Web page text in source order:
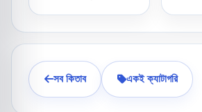
সব কিতাব একই ক্যাটাগরি